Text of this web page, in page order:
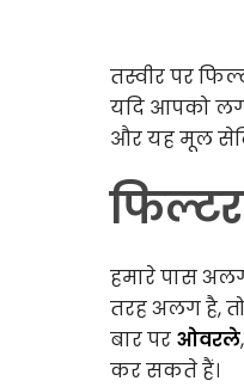
तस्वीर पर
यदि आपको
और यह मूल
हमारे पास
तरह अलग है,
बार पर ओवरले
कर सकते हैं।